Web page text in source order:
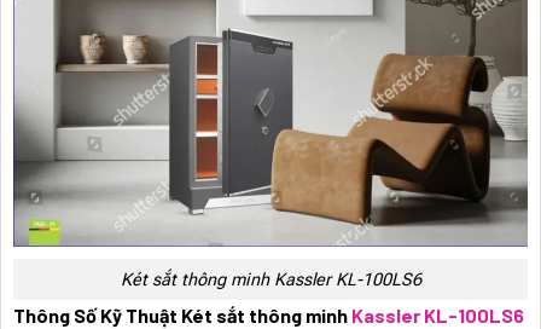
Két sắt thông minh Kassler KL-100LS6
Thông Số Kỹ Thuật Két sắt thông minh Kassler KL-100LS6